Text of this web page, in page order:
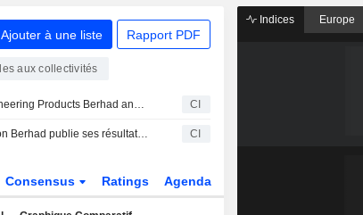
Ajouter à une liste Rapport PDF
aux collectivités
Concrete Engineering Products Berhad annonce un changement d'agent de registre CI
YTL Corporation Berhad publie ses résultats pour le troisième trimestre et les neuf mois clos le 31 mars 2026 CI
Consensus Ratings Agenda
Indices Europe